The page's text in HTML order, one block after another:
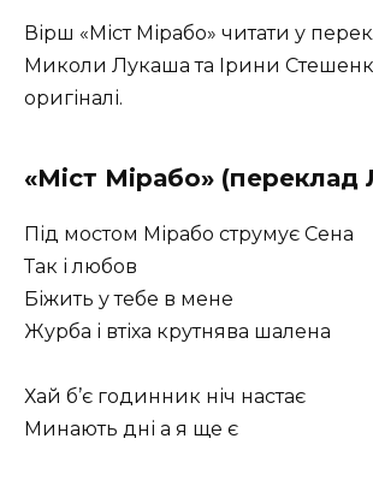
Вірш «Міст Мірабо» читати у
Миколи Лукаша та Ірини
оригіналі.
«Міст Мірабо» (переклад
Під мостом Мірабо струмує Сена
Так і любов
Біжить у тебе в мене
Журба і втіха крутнява шалена
Хай б’є годинник ніч настає
Минають дні а я ще є